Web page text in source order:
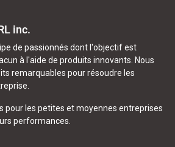
inc.
de passionnés dont l'objectif est
à l'aide de produits innovants. Nous
remarquables pour résoudre les
pour les petites et moyennes entreprises
performances.